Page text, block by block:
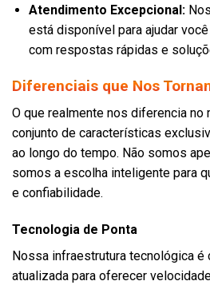
Atendimento Excepcional:
está disponível para ajudar
com respostas rápidas e
Diferenciais que Nos
O que realmente nos diferencia no
conjunto de características
ao longo do tempo. Não somos
somos a escolha inteligente para
e confiabilidade.
Tecnologia de Ponta
Nossa infraestrutura tecnológica é
atualizada para oferecer